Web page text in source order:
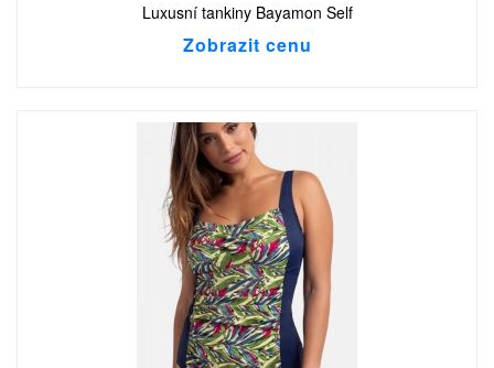
Luxusní tankiny Bayamon Self
Zobrazit cenu